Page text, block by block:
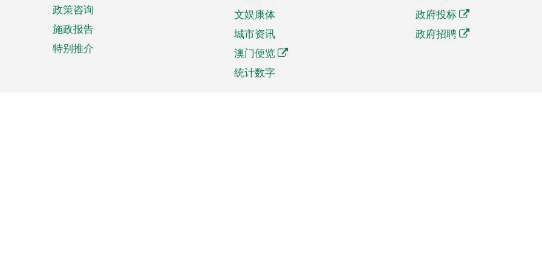
政策咨询
施政报告
特别推介
文娱康体
城市资讯
澳门便览
统计数字
政府投标
政府招聘